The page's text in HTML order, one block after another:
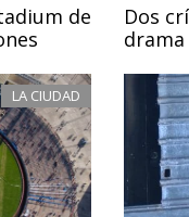
de
LA CIUDAD
Dos